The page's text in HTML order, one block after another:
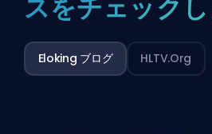
スをチェックし
Eloking ブログ HLTV.org